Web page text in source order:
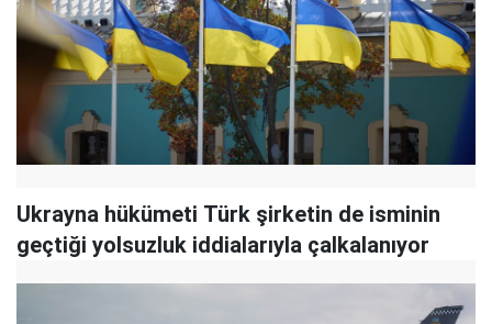
Ukrayna hükümeti Türk şirketin de isminin
geçtiği yolsuzluk iddialarıyla çalkalanıyor